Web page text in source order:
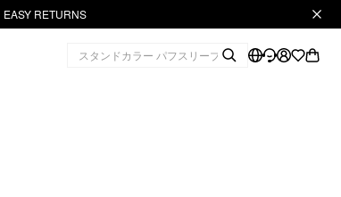
EASY RETURNS